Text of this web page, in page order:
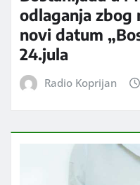
odlaganja zbog
novi datum
24.jula
Radio Koprijan